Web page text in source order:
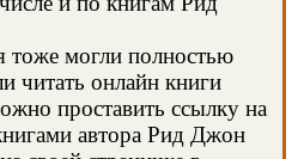
могли полностью
читать онлайн книги
проставить ссылку на
автора Рид Джон